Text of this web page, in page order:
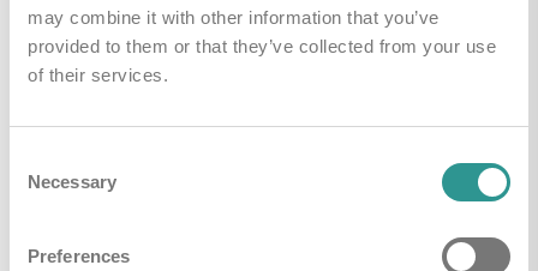
may combine it with other information that you’ve
provided to them or that they’ve collected from your use
of their services.
Selection
Necessary
Preferences
i-mop algemene brochure Downloaden
Downloaden
Downloaden